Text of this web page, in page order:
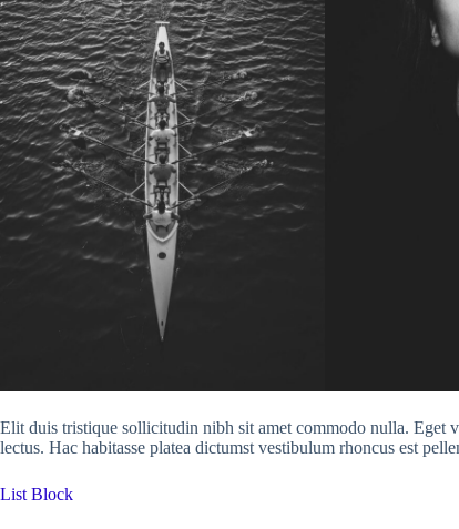
Elit duis tristique sollicitudin nibh sit amet commodo nulla. Eget
lectus. Hac habitasse platea dictumst vestibulum rhoncus est
List Block